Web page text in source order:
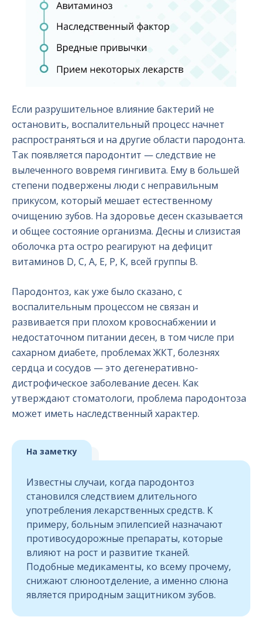
Если разрушительное влияние бактерий не
остановить, воспалительный процесс начнет
распространяться и на другие области пародонта.
Так появляется пародонтит — следствие не
вылеченного вовремя гингивита. Ему в большей
степени подвержены люди с неправильным
прикусом, который мешает естественному
очищению зубов. На здоровье десен сказывается
и общее состояние организма. Десны и слизистая
оболочка рта остро реагируют на дефицит
витаминов D, C, A, E, Р, К, всей группы B.
Пародонтоз, как уже было сказано, с
воспалительным процессом не связан и
развивается при плохом кровоснабжении и
недостаточном питании десен, в том числе при
сахарном диабете, проблемах ЖКТ, болезнях
сердца и сосудов — это дегенеративно-
дистрофическое заболевание десен. Как
утверждают стоматологи, проблема пародонтоза
может иметь наследственный характер.
На заметку
Известны случаи, когда пародонтоз
становился следствием длительного
употребления лекарственных средств. К
примеру, больным эпилепсией назначают
противосудорожные препараты, которые
влияют на рост и развитие тканей.
Подобные медикаменты, ко всему прочему,
снижают слюноотделение, а именно слюна
является природным защитником зубов.